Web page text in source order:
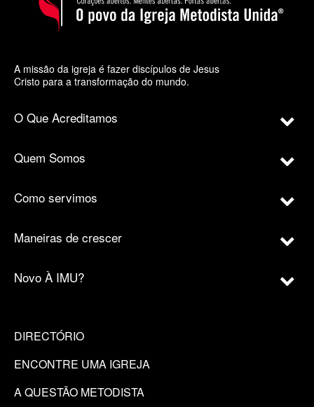
A missão da igreja é fazer discípulos de Jesus
Cristo para a transformação do mundo.
O Que Acreditamos
Quem Somos
Como servimos
Maneiras de crescer
Novo À IMU?
DIRECTÓRIO
ENCONTRE UMA IGREJA
A QUESTÃO METODISTA